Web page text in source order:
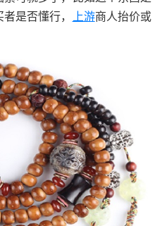
是否懂行， 上游商人抬价或